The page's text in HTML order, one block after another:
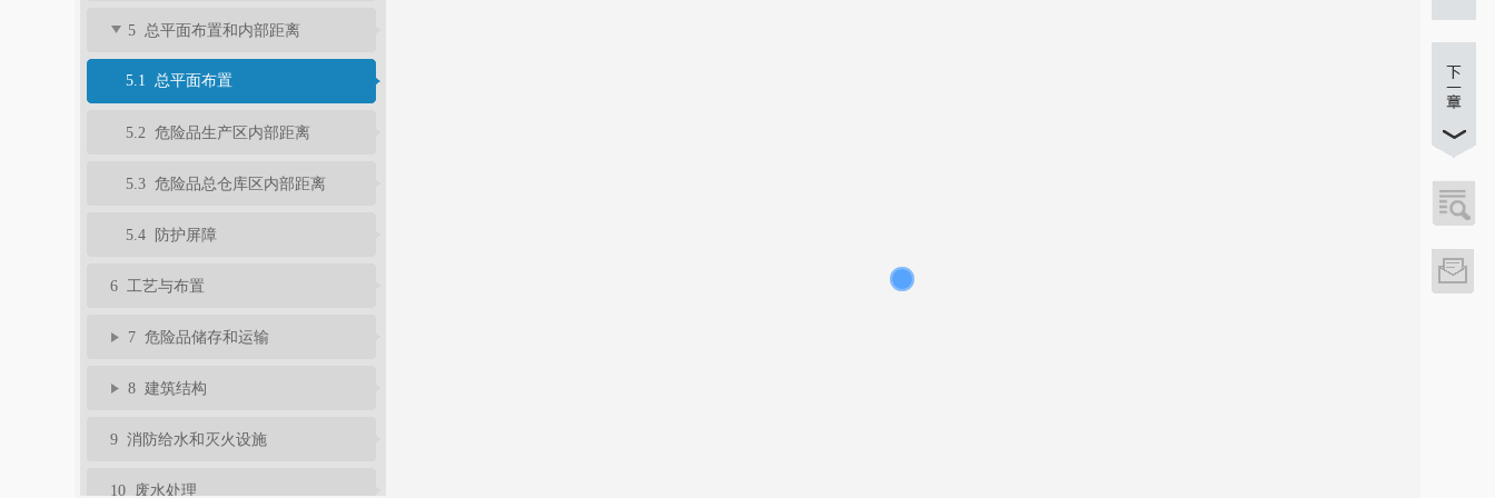
5 总平面布置和内部距离
5.1 总平面布置
5.2 危险品生产区内部距离
5.3 危险品总仓库区内部距离
5.4 防护屏障
6 工艺与布置
7 危险品储存和运输
8 建筑结构
9 消防给水和灭火设施
10 废水处理